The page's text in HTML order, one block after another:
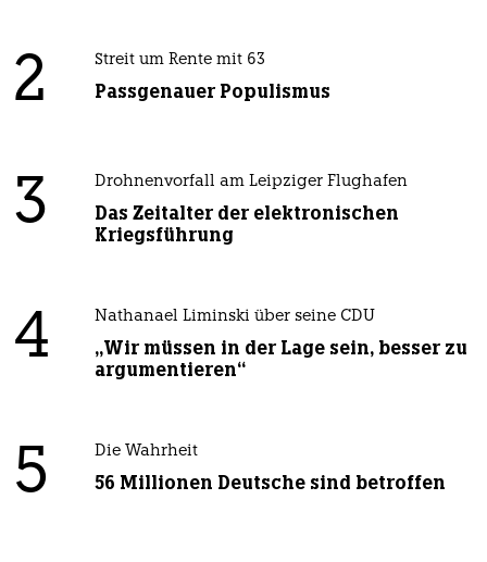
2 Streit um Rente mit 63
Passgenauer Populismus
3 Drohnenvorfall am Leipziger Flughafen
Das Zeitalter der elektronischen
Kriegsführung
4 Nathanael Liminski über seine CDU
„Wir müssen in der Lage sein, besser zu
argumentieren“
5 Die Wahrheit
56 Millionen Deutsche sind betroffen